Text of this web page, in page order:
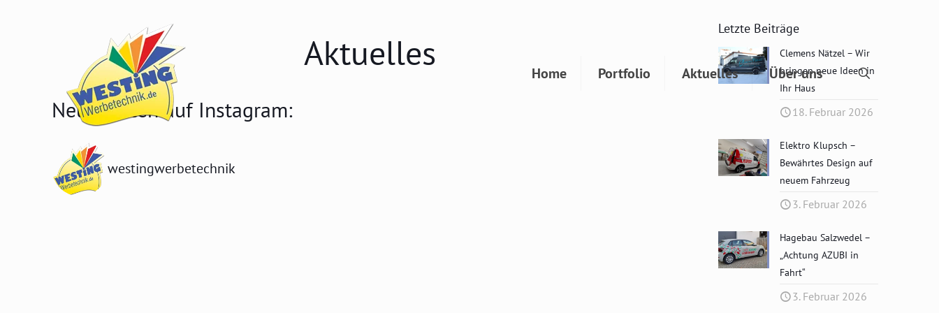
Home Portfolio Aktuelles Über uns
Aktuelles
Neuigkeiten auf Instagram:
westingwerbetechnik
Letzte Beiträge
Clemens Nätzel – Wir
bringen neue Ideen in
Ihr Haus
18. Februar 2026
Elektro Klupsch –
Bewährtes Design auf
neuem Fahrzeug
3. Februar 2026
Hagebau Salzwedel –
„Achtung AZUBI in
Fahrt“
3. Februar 2026